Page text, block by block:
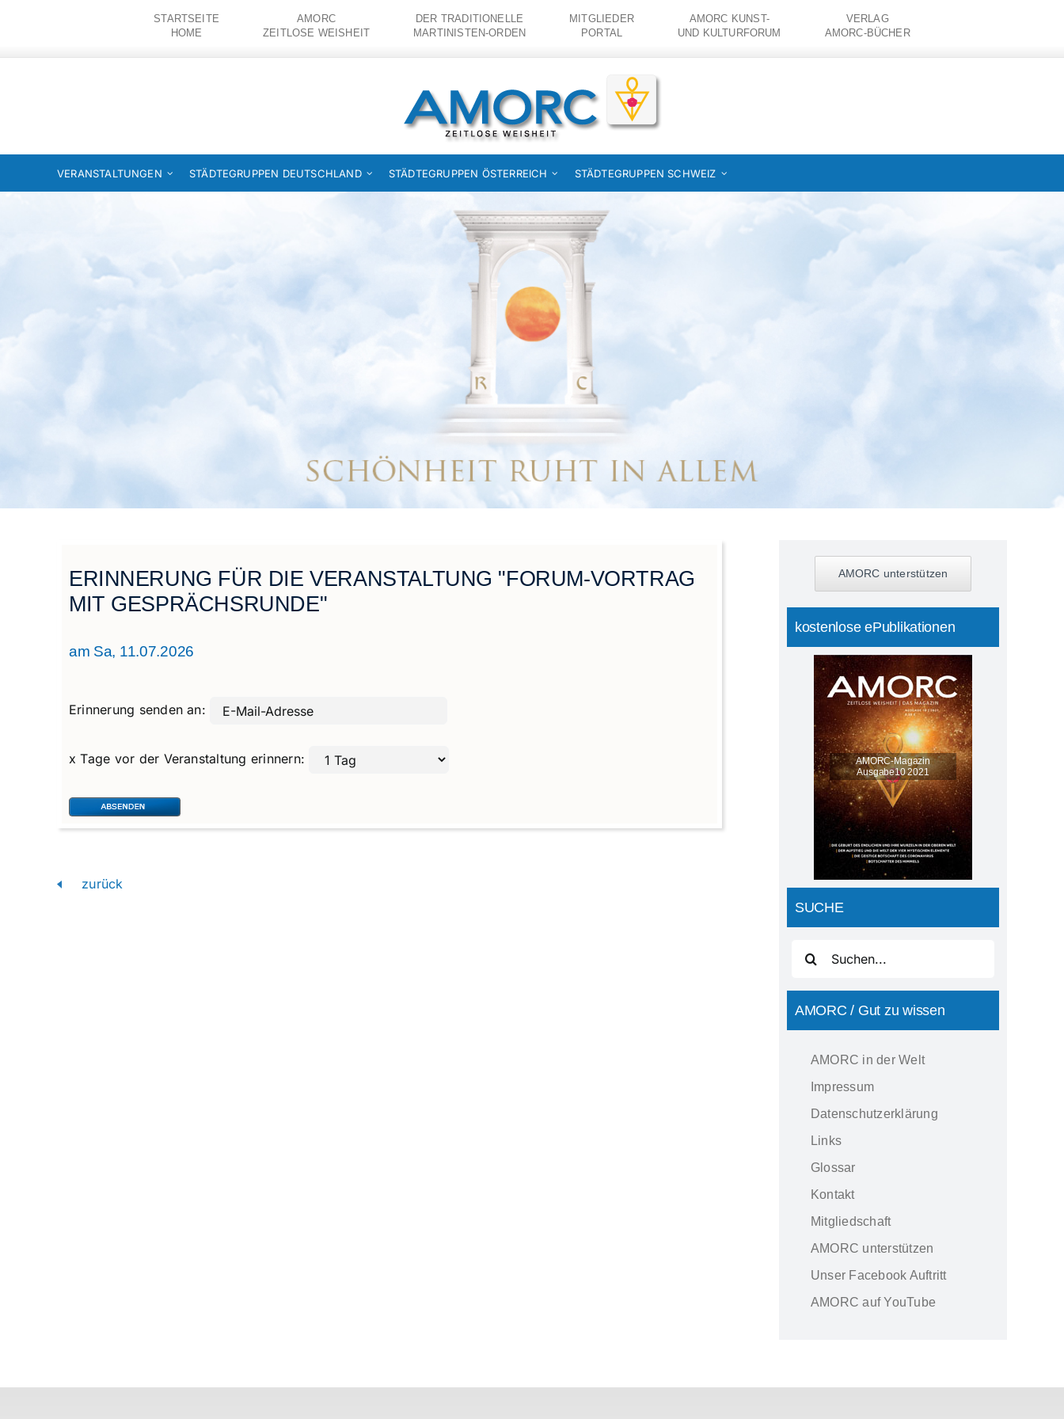
STARTSEITE
HOME
AMORC
ZEITLOSE WEISHEIT
DER TRADITIONELLE
MARTINISTEN-ORDEN
MITGLIEDER
PORTAL
AMORC KUNST-
UND KULTURFORUM
VERLAG
AMORC-BÜCHER
VERANSTALTUNGEN STÄDTEGRUPPEN DEUTSCHLAND STÄDTEGRUPPEN ÖSTERREICH STÄDTEGRUPPEN SCHWEIZ
ERINNERUNG FÜR DIE VERANSTALTUNG "FORUM-VORTRAG
MIT GESPRÄCHSRUNDE"
am Sa, 11.07.2026
Erinnerung senden an:
x Tage vor der Veranstaltung erinnern:
zurück
AMORC unterstützen
kostenlose ePublikationen
AMORC-Magazin
Ausgabe10 2021
SUCHE
nach:
AMORC / Gut zu wissen
AMORC in der Welt
Impressum
Datenschutzerklärung
Links
Glossar
Kontakt
Mitgliedschaft
AMORC unterstützen
Unser Facebook Auftritt
AMORC auf YouTube